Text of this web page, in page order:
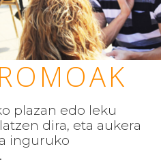
plazan edo leku
dira, eta aukera
inguruko